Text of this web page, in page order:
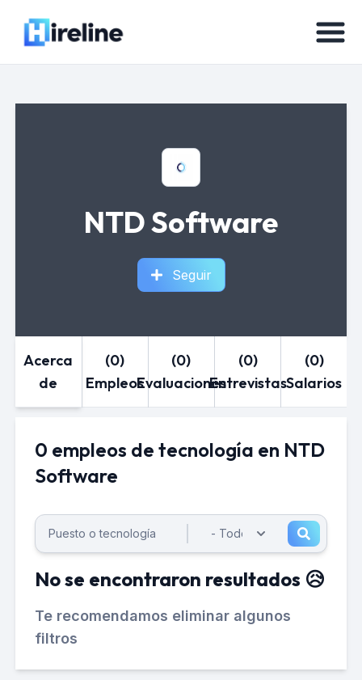
NTD Software
Seguir
Acerca
de
(0)
Empleos
(0)
Evaluaciones
(0)
Entrevistas
(0)
Salarios
0 empleos de tecnología en NTD
Software
No se encontraron resultados 😥
Te recomendamos eliminar algunos
filtros